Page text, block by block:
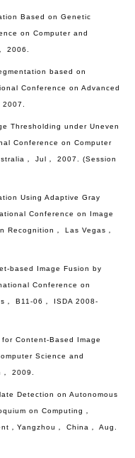
Based on Genetic
on Computer and
2006.
based on
Conference on Advanced
2007.
Thresholding under Uneven
Conference on Computer
， Jul， 2007. (Session
Using Adaptive Gray
Conference on Image
Recognition， Las Vegas，
based Image Fusion by
Conference on
B11-06， ISDA 2008-
Content-Based Image
Science and
2009.
Detection on Autonomous
on Computing，
，Yangzhou， China， Aug.